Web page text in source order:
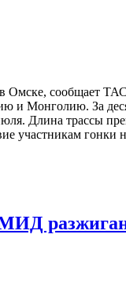
Омске, сообщает
и Монголию. За
Длина трассы
участникам